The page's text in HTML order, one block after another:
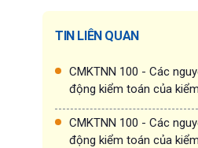
TIN LIÊN QUAN
CMKTNN 100 - Các
động kiểm toán của
CMKTNN 100 - Các
động kiểm toán của